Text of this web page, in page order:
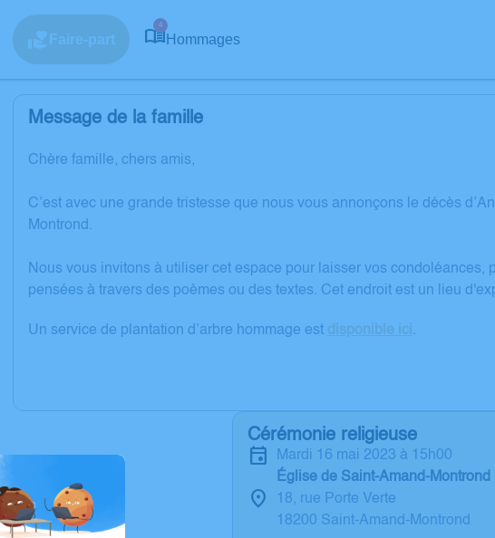
Faire-part
4
Hommages
Message de la famille
Chère famille, chers amis,
C’est avec une grande tristesse que nous vous annonçons le décès
Montrond.
Nous vous invitons à utiliser cet espace pour laisser vos
pensées à travers des poèmes ou des textes. Cet endroit est un lieu
Un service de plantation d’arbre hommage est disponible ici .
Cérémonie religieuse
mardi 16 mai 2023 à 15h00
Église de Saint-Amand-Montrond
18, rue Porte Verte
18200 Saint-Amand-Montrond